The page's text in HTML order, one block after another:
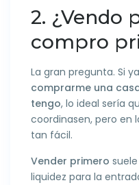
2. ¿Vendo
compro
La gran pregunta. Si
comprarme una
tengo, lo ideal sería
coordinasen, pero en
tan fácil.
Vender primero
liquidez para la